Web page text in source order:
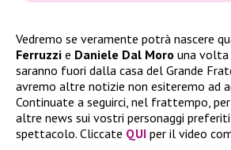
Vedremo se veramente potrà nascere
Ferruzzi e Daniele Dal Moro una volta
saranno fuori dalla casa del Grande
avremo altre notizie non esiteremo ad
Continuate a seguirci, nel frattempo,
altre news sui vostri personaggi
spettacolo. Cliccate QUI per il video